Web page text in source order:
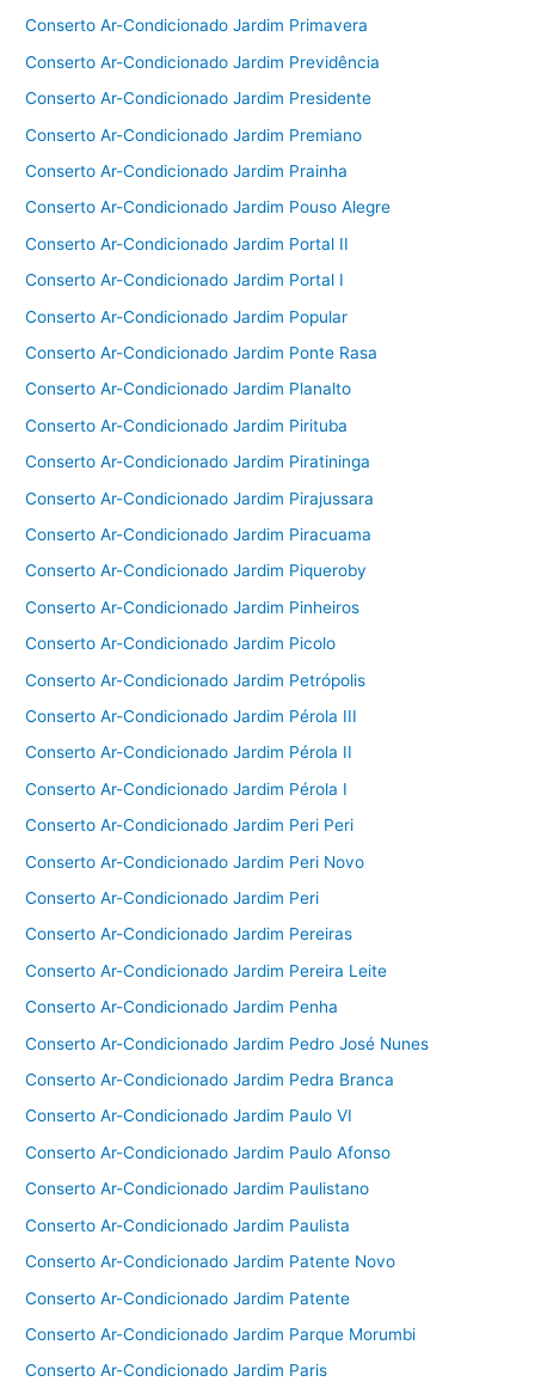
Conserto Ar-Condicionado Jardim Primavera
Conserto Ar-Condicionado Jardim Previdência
Conserto Ar-Condicionado Jardim Presidente
Conserto Ar-Condicionado Jardim Premiano
Conserto Ar-Condicionado Jardim Prainha
Conserto Ar-Condicionado Jardim Pouso Alegre
Conserto Ar-Condicionado Jardim Portal II
Conserto Ar-Condicionado Jardim Portal I
Conserto Ar-Condicionado Jardim Popular
Conserto Ar-Condicionado Jardim Ponte Rasa
Conserto Ar-Condicionado Jardim Planalto
Conserto Ar-Condicionado Jardim Pirituba
Conserto Ar-Condicionado Jardim Piratininga
Conserto Ar-Condicionado Jardim Pirajussara
Conserto Ar-Condicionado Jardim Piracuama
Conserto Ar-Condicionado Jardim Piqueroby
Conserto Ar-Condicionado Jardim Pinheiros
Conserto Ar-Condicionado Jardim Picolo
Conserto Ar-Condicionado Jardim Petrópolis
Conserto Ar-Condicionado Jardim Pérola III
Conserto Ar-Condicionado Jardim Pérola II
Conserto Ar-Condicionado Jardim Pérola I
Conserto Ar-Condicionado Jardim Peri Peri
Conserto Ar-Condicionado Jardim Peri Novo
Conserto Ar-Condicionado Jardim Peri
Conserto Ar-Condicionado Jardim Pereiras
Conserto Ar-Condicionado Jardim Pereira Leite
Conserto Ar-Condicionado Jardim Penha
Conserto Ar-Condicionado Jardim Pedro José Nunes
Conserto Ar-Condicionado Jardim Pedra Branca
Conserto Ar-Condicionado Jardim Paulo VI
Conserto Ar-Condicionado Jardim Paulo Afonso
Conserto Ar-Condicionado Jardim Paulistano
Conserto Ar-Condicionado Jardim Paulista
Conserto Ar-Condicionado Jardim Patente Novo
Conserto Ar-Condicionado Jardim Patente
Conserto Ar-Condicionado Jardim Parque Morumbi
Conserto Ar-Condicionado Jardim Paris